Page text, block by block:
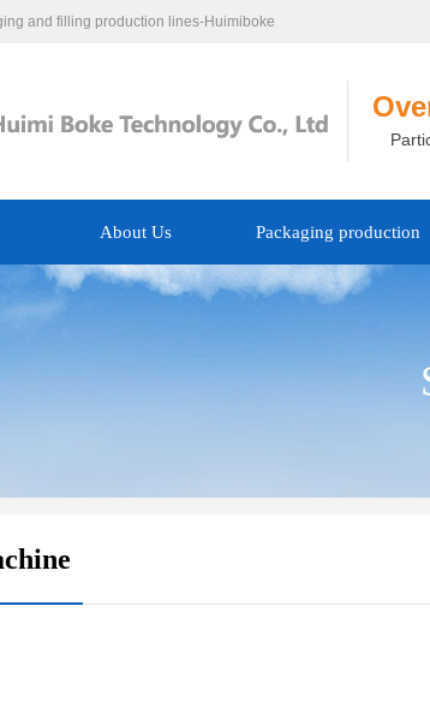
and filling production lines-Huimiboke
About Us Packaging production